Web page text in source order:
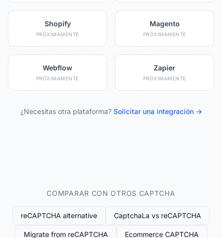
Shopify
PRÓXIMAMENTE
Magento
PRÓXIMAMENTE
Webflow
PRÓXIMAMENTE
Zapier
PRÓXIMAMENTE
¿Necesitas otra plataforma? Solicitar una integración →
COMPARAR CON OTROS CAPTCHA
reCAPTCHA alternative CaptchaLa vs reCAPTCHA
Migrate from reCAPTCHA Ecommerce CAPTCHA